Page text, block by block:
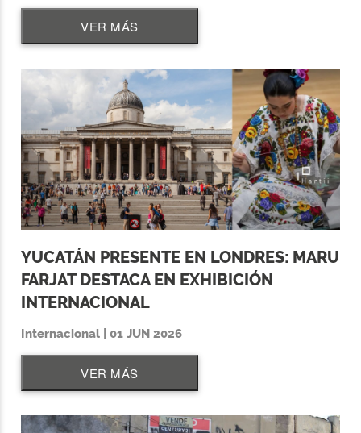
VER MÁS
YUCATÁN PRESENTE EN LONDRES: MARU
FARJAT DESTACA EN EXHIBICIÓN
INTERNACIONAL
Internacional | 01 JUN 2026
VER MÁS